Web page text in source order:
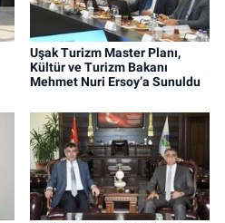
Uşak Turizm Master Planı,
Kültür ve Turizm Bakanı
Mehmet Nuri Ersoy’a Sunuldu